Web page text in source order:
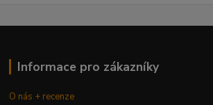
Informace pro zákazníky
O nás + recenze